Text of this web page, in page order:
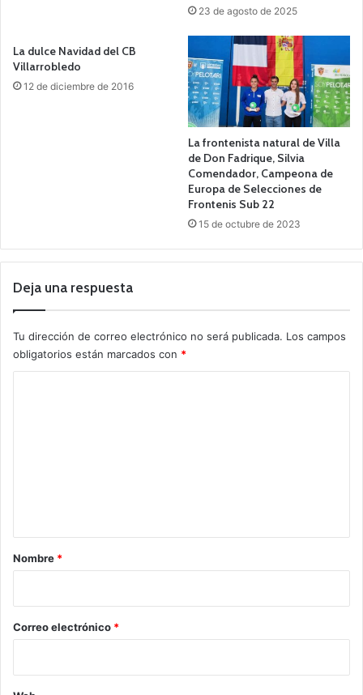
23 de agosto de 2025
La dulce Navidad del CB
Villarrobledo
12 de diciembre de 2016
La frontenista natural de Villa
de Don Fadrique, Silvia
Comendador, Campeona de
Europa de Selecciones de
Frontenis Sub 22
15 de octubre de 2023
Deja una respuesta
Tu dirección de correo electrónico no será publicada. Los campos
obligatorios están marcados con *
r
*
Nombre *
Correo electrónico *